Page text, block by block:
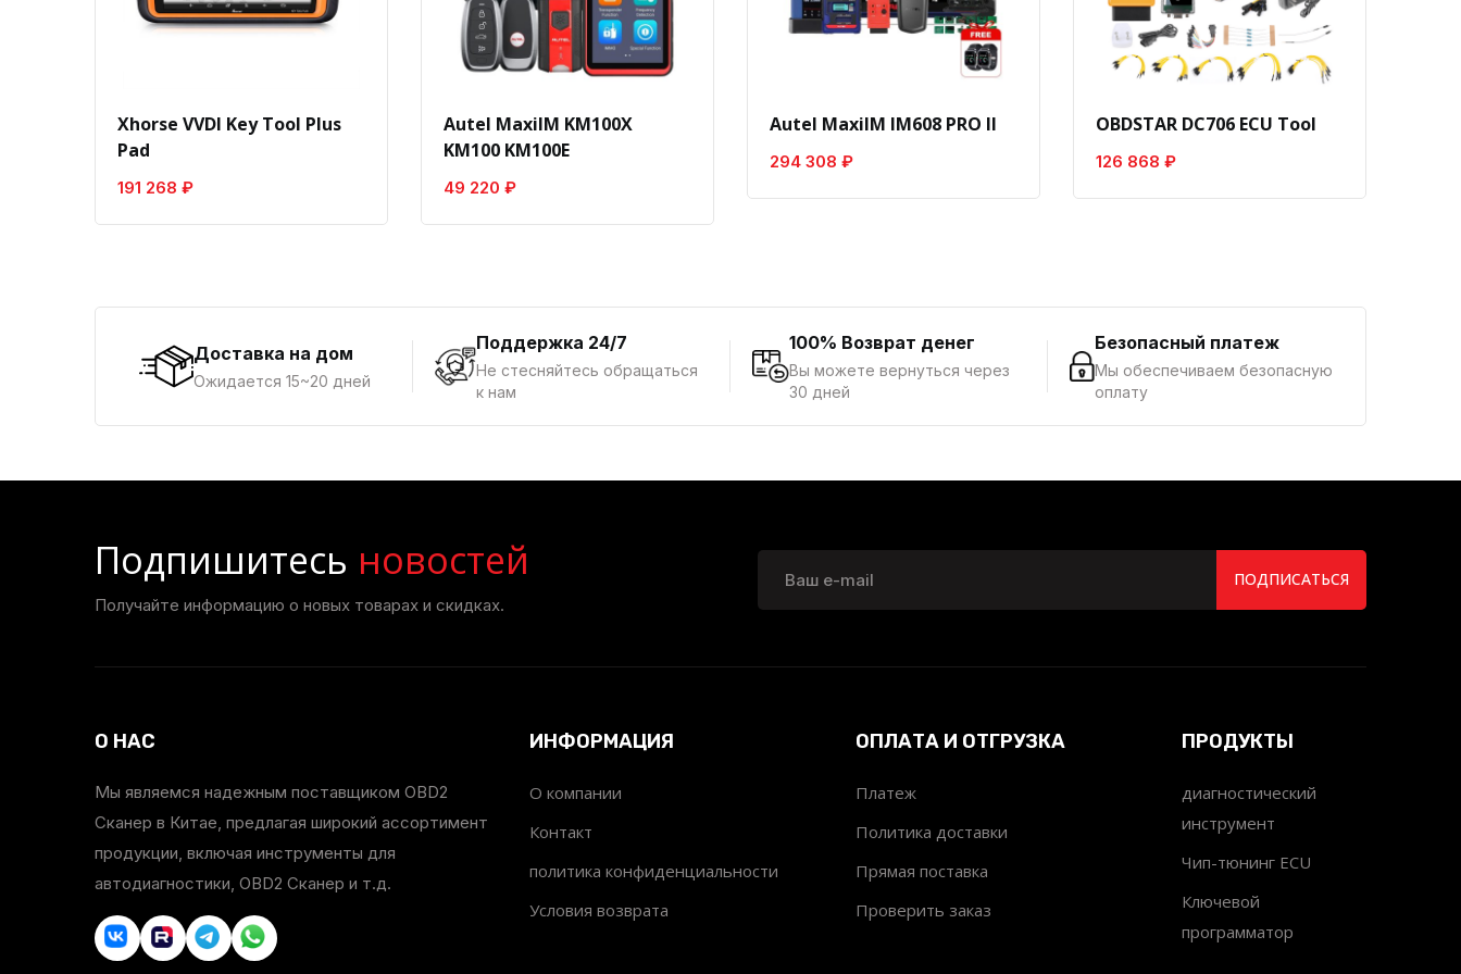
Xhorse VVDI Key Tool Plus
Pad
191 268 ₽
Autel MaxiIM KM100X
KM100 KM100E
49 220 ₽
Autel MaxiIM IM608 PRO II
294 308 ₽
OBDSTAR DC706 ECU Tool
126 868 ₽
Доставка на дом
Ожидается 15~20 дней
Поддержка 24/7
Не стесняйтесь обращаться
к нам
100% Возврат денег
Вы можете вернуться через
30 дней
Безопасный платеж
Мы обеспечиваем безопасную
оплату
Подпишитесь новостей
Получайте информацию о новых товарах и скидках.
ПОДПИСАТЬСЯ
О НАС
Мы являемся надежным поставщиком OBD2
Сканер в Китае, предлагая широкий ассортимент
продукции, включая инструменты для
автодиагностики, OBD2 Сканер и т.д.
ИНФОРМАЦИЯ
О компании
Контакт
политика конфиденциальности
Условия возврата
ОПЛАТА И ОТГРУЗКА
Платеж
Политика доставки
Прямая поставка
Проверить заказ
ПРОДУКТЫ
диагностический
инструмент
Чип-тюнинг ECU
Ключевой
программатор